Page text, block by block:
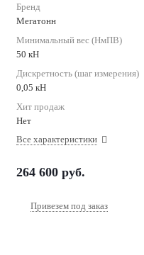
Бренд
Мегатонн
Минимальный вес (НмПВ)
50 кН
Дискретность (шаг измерения)
0,05 кН
Хит продаж
Нет
Все характеристики
264 600 руб.
Привезем под заказ